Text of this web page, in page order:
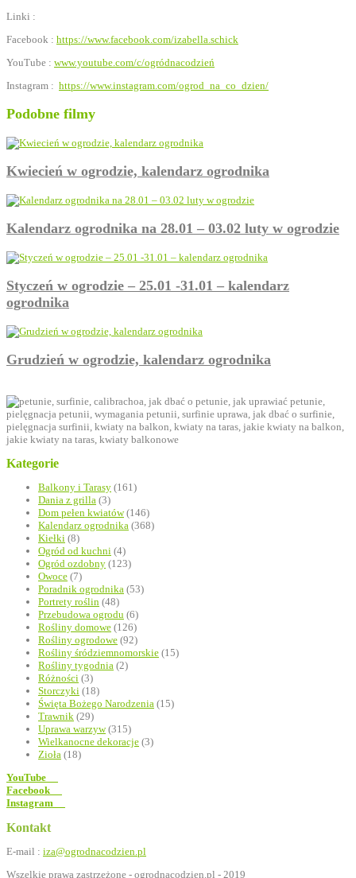
Linki :
Facebook : https://www.facebook.com/izabella.schick
YouTube : www.youtube.com/c/ogródnacodzień
Instagram : https://www.instagram.com/ogrod_na_co_dzien/
Podobne filmy
Kwiecień w ogrodzie, kalendarz ogrodnika
Kalendarz ogrodnika na 28.01 – 03.02 luty w ogrodzie
Styczeń w ogrodzie – 25.01 -31.01 – kalendarz
ogrodnika
Grudzień w ogrodzie, kalendarz ogrodnika
Kategorie
Balkony i Tarasy (161)
Dania z grilla (3)
Dom pełen kwiatów(146)
Kalendarz ogrodnika (368)
Kiełki (8)
Ogród od kuchni (4)
Ogród ozdobny (123)
Owoce (7)
Poradnik ogrodnika (53)
Portrety roślin (48)
Przebudowa ogrodu (6)
Rośliny domowe (126)
Rośliny ogrodowe (92)
Rośliny śródziemnomorskie (15)
Rośliny tygodnia (2)
Różności (3)
Storczyki (18)
Święta Bożego Narodzenia (15)
Trawnik (29)
Uprawa warzyw(315)
Wielkanocne dekoracje (3)
Zioła (18)
YouTube
Facebook
Instagram
Kontakt
E-mail : iza@ogrodnacodzien.pl
Wszelkie prawa zastrzeżone - ogrodnacodzien.pl - 2019